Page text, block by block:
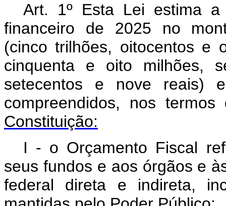
Art. 1º Esta Lei estima
financeiro de 2025 no
(cinco trilhões, oitocentos e
cinquenta e oito milhões,
setecentos e nove reais)
compreendidos, nos
Constituição:
I - o Orçamento Fiscal
seus fundos e aos órgãos e
federal direta e indireta,